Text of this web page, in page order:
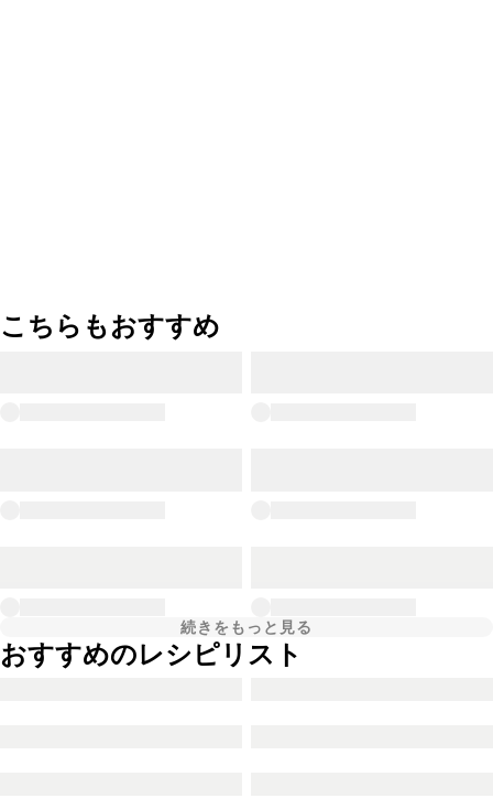
こちらもおすすめ
続きをもっと見る
おすすめのレシピリスト